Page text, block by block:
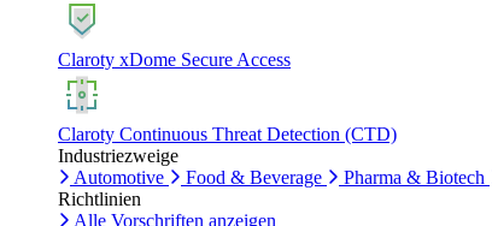
Claroty xDome Secure Access
Claroty Continuous Threat Detection (CTD)
Industriezweige
Automotive
Food & Beverage Pharma & Biotech
Richtlinien
Alle Vorschriften anzeigen